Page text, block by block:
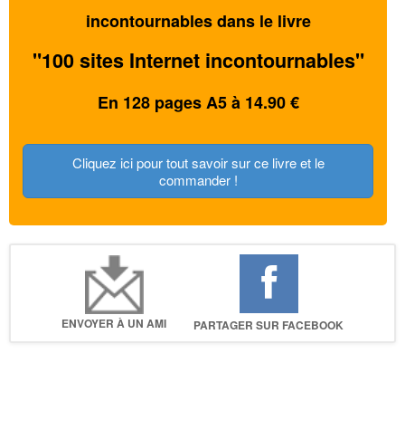
incontournables dans le livre
"100 sites Internet incontournables"
En 128 pages A5 à 14.90 €
Cliquez ici pour tout savoir sur ce livre et le
commander !
ENVOYER À UN AMI PARTAGER SUR FACEBOOK